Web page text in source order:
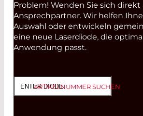
Problem! Wenden Sie sich direkt
Ansprechpartner. Wir helfen
Auswahl oder entwickeln
eine neue Laserdiode, die
Anwendung passt.
ARTIKELNUMMER SUCHEN